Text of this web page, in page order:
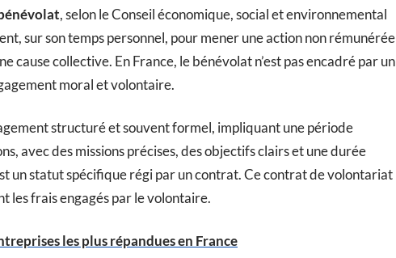
, selon le Conseil économique, social et environnemental
sur son temps personnel, pour mener une action non rémunérée
cause collective. En France, le bénévolat n’est pas encadré par un
moral et volontaire.
structuré et souvent formel, impliquant une période
avec des missions précises, des objectifs clairs et une durée
un statut spécifique régi par un contrat. Ce contrat de volontariat
les frais engagés par le volontaire.
les plus répandues en France